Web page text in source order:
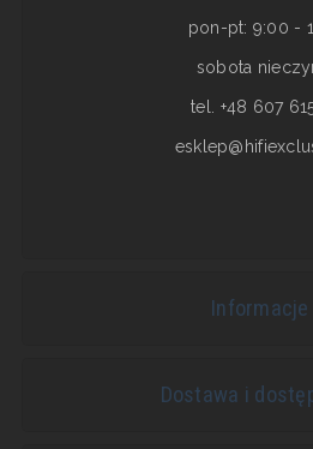
pon-pt: 9:00 -
sobota
tel. +48 607
Informacje
Dostawa i